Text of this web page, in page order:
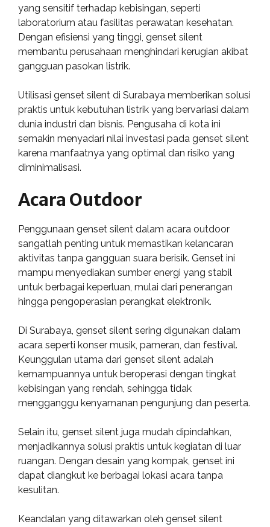
yang sensitif terhadap kebisingan, seperti
laboratorium atau fasilitas perawatan kesehatan.
Dengan efisiensi yang tinggi, genset silent
membantu perusahaan menghindari kerugian akibat
gangguan pasokan listrik.
Utilisasi genset silent di Surabaya memberikan solusi
praktis untuk kebutuhan listrik yang bervariasi dalam
dunia industri dan bisnis. Pengusaha di kota ini
semakin menyadari nilai investasi pada genset silent
karena manfaatnya yang optimal dan risiko yang
diminimalisasi.
Acara Outdoor
Penggunaan genset silent dalam acara outdoor
sangatlah penting untuk memastikan kelancaran
aktivitas tanpa gangguan suara berisik. Genset ini
mampu menyediakan sumber energi yang stabil
untuk berbagai keperluan, mulai dari penerangan
hingga pengoperasian perangkat elektronik.
Di Surabaya, genset silent sering digunakan dalam
acara seperti konser musik, pameran, dan festival.
Keunggulan utama dari genset silent adalah
kemampuannya untuk beroperasi dengan tingkat
kebisingan yang rendah, sehingga tidak
mengganggu kenyamanan pengunjung dan peserta.
Selain itu, genset silent juga mudah dipindahkan,
menjadikannya solusi praktis untuk kegiatan di luar
ruangan. Dengan desain yang kompak, genset ini
dapat diangkut ke berbagai lokasi acara tanpa
kesulitan.
Keandalan yang ditawarkan oleh genset silent